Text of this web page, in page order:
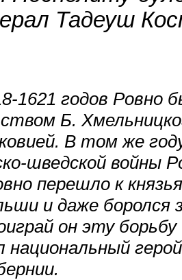
Тадеуш
1621 годов Ровно
Б.
В том же
шведской войны
перешло к
и даже
он эту
национальный